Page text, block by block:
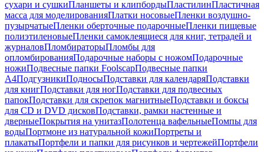
сухари и сушкиПланшеты и клипбордыПластилинПластичная
масса для моделированияПлатки носовыеПленки воздушно-
пузырчатыеПленки оберточные подарочныеПленки пищевые
полиэтиленовыеПленки самоклеящиеся для книг, тетрадей и
журналовПломбираторыПломбы для
опломбированияПодарочные наборы с ножомПодарочные
ножиПодвесные папки FoolscapПодвесные папки
А4ПодгузникиПодносыПодставки для календаряПодставки
для книгПодставки для ногПодставки для подвесных
папокПодставки для скрепок магнитныеПодставки и боксы
для CD и DVD дисковПодставки, рамки настенные и
дверныеПокрытия на унитазПолотенца вафельныеПомпы для
водыПортмоне из натуральной кожиПортреты и
плакатыПортфели и папки для рисунков и чертежейПортфели